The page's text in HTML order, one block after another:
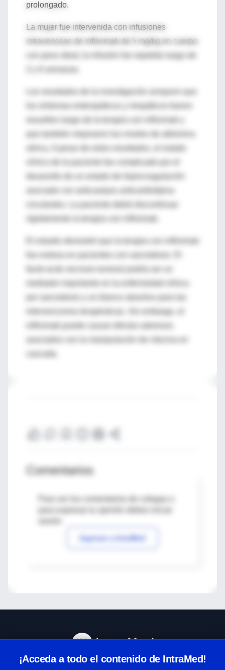
prolongado.
La mujer fue intervenida con infusiones
intravenosas de infliximab de 5 mg/kg en cuerpo
con peso ideal; la infusión fue repetida luego de
Los resultados de la investigación arrojaron que
resueltos luego de la terapia con infliximab y
desarrollo de un estado de hipercoagulación
rápidamente la terapia con infliximab.
El estudio demostró que la terapia con infliximab
mediador importante en la enfermedad clínica
intervenciones terapéuticas. Sin embargo, el
Comentarios
Para ver los comentarios de colegas o
Ingresar a IntraMed
¡Acceda a todo el contenido de IntraMed!